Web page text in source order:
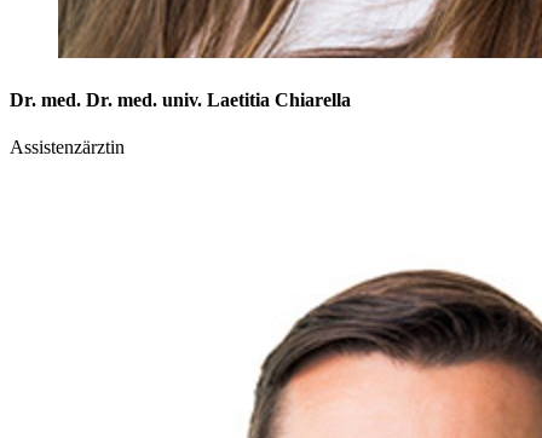
Dr. med. Dr. med. univ. Laetitia Chiarella
Assistenzärztin